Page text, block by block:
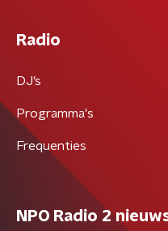
Radio
DJ’s
Programma's
Frequenties
NPO Radio 2